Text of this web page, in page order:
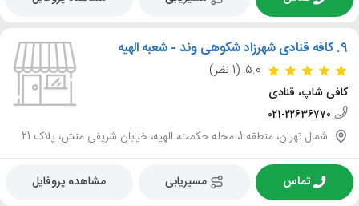
9. کافه قنادی شهرزاد شکوهی وند - شعبه الهیه
5.0 (1 نظر)
کافی شاپ، قنادی
021-22636770
شمال تهران، منطقه 1، محله حکمت، الهیه، خیابان شریفی منش، پلاک 21
تماس مسیریابی مشاهده پروفایل